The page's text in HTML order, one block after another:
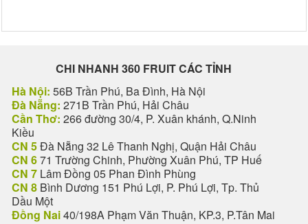
CHI NHANH 360 FRUIT CÁC TỈNH
Hà Nội: 56B Trần Phú, Ba Đình, Hà Nội
Đà Nẵng: 271B Trần Phú, Hải Châu
Cần Thơ: 266 đường 30/4, P. Xuân khánh, Q.Ninh
Kiều
CN 5Đà Nẵng 32 Lê Thanh Nghị, Quận Hải Châu
CN 671 Trường Chinh, Phường Xuân Phú, TP Huế
CN 7 Lâm Đồng 05 Phan Đình Phùng
CN 8 Bình Dương 151 Phú Lợi, P. Phú Lợi, Tp. Thủ
Dầu Một
Đồng Nai40/198A Phạm Văn Thuận, KP.3, P.Tân Mai